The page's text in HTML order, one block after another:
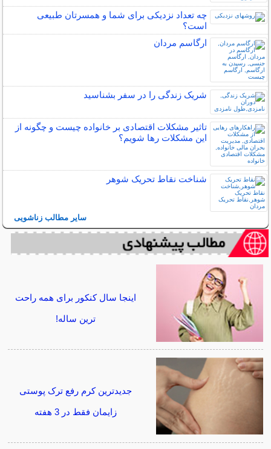
چه تعداد نزدیکی برای شما و همسرتان طبیعی
است؟
ارگاسم مردان
شریک زندگی را در سفر بشناسید
تاثیر مشکلات اقتصادی بر خانواده چیست و چگونه از
این مشکلات رها شویم؟
شناخت نقاط تحریک شوهر
سایر مطالب زناشویی
اینجا سال کنکور برای همه راحت
ترین ساله!
جدیدترین کرم رفع ترک پوستی
زایمان فقط در 3 هفته